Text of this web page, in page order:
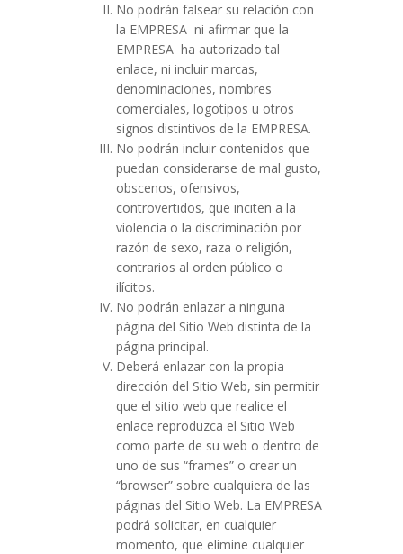
No podrán falsear su relación con
la EMPRESA ni afirmar que la
EMPRESA ha autorizado tal
enlace, ni incluir marcas,
denominaciones, nombres
comerciales, logotipos u otros
signos distintivos de la EMPRESA.
No podrán incluir contenidos que
puedan considerarse de mal gusto,
obscenos, ofensivos,
controvertidos, que inciten a la
violencia o la discriminación por
razón de sexo, raza o religión,
contrarios al orden público o
ilícitos.
No podrán enlazar a ninguna
página del Sitio Web distinta de la
página principal.
Deberá enlazar con la propia
dirección del Sitio Web, sin permitir
que el sitio web que realice el
enlace reproduzca el Sitio Web
como parte de su web o dentro de
uno de sus “frames” o crear un
“browser” sobre cualquiera de las
páginas del Sitio Web. La EMPRESA
podrá solicitar, en cualquier
momento, que elimine cualquier